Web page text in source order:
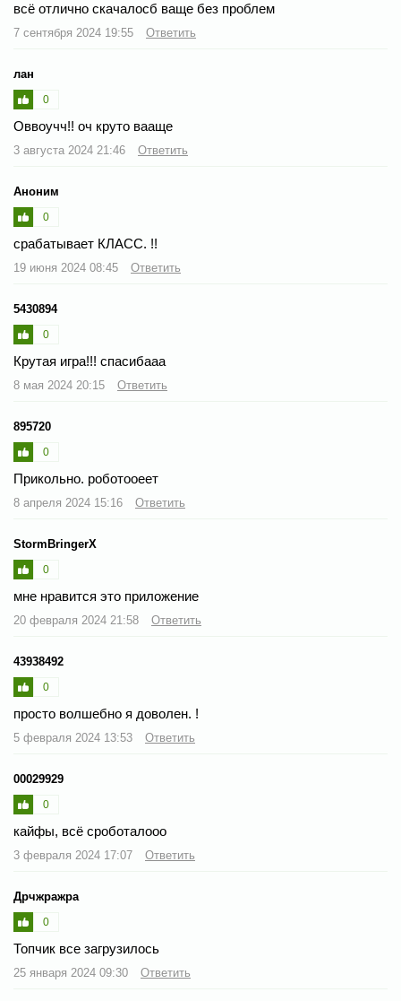
всё отлично скачалосб ваще без проблем
7 сентября 2024 19:55 Ответить
лан
0
Оввоучч!! оч круто вааще
3 августа 2024 21:46 Ответить
Аноним
0
срабатывает КЛАСС. !!
19 июня 2024 08:45 Ответить
5430894
0
Крутая игра!!! спасибааа
8 мая 2024 20:15 Ответить
895720
0
Прикольно. роботооеет
8 апреля 2024 15:16 Ответить
StormBringerX
0
мне нравится это приложение
20 февраля 2024 21:58 Ответить
43938492
0
просто волшебно я доволен. !
5 февраля 2024 13:53 Ответить
00029929
0
кайфы, всё сроботалооо
3 февраля 2024 17:07 Ответить
Дрчжражра
0
Топчик все загрузилось
25 января 2024 09:30 Ответить